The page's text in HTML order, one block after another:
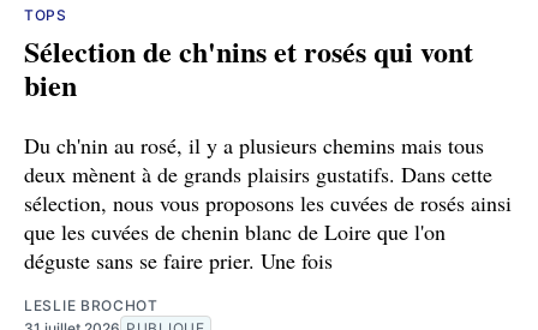
TOPS
Sélection de ch'nins et rosés qui vont
bien
Du ch'nin au rosé, il y a plusieurs chemins mais tous
deux mènent à de grands plaisirs gustatifs. Dans cette
sélection, nous vous proposons les cuvées de rosés ainsi
que les cuvées de chenin blanc de Loire que l'on
déguste sans se faire prier. Une fois
LESLIE BROCHOT